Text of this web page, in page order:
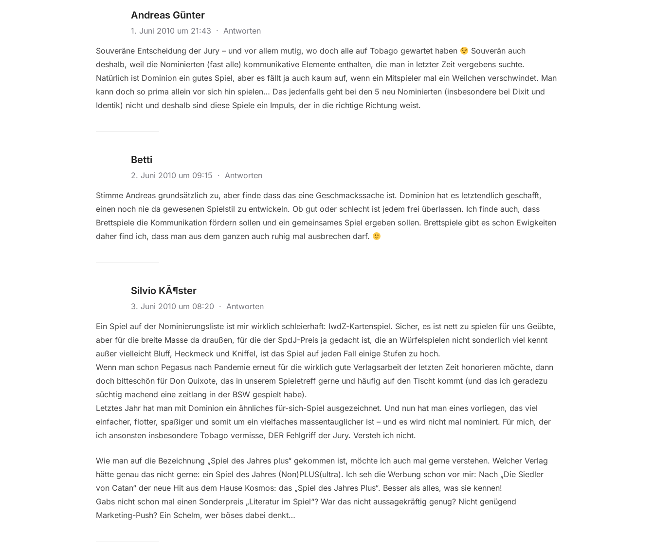
Andreas Günter
1. Juni 2010 um 21:43 · Antworten
Souveräne Entscheidung der Jury – und vor allem mutig, wo doch alle auf Tobago gewartet haben
Souverän auch
deshalb, weil die Nominierten (fast alle) kommunikative Elemente enthalten, die man in letzter Zeit vergebens suchte.
Natürlich ist Dominion ein gutes Spiel, aber es fällt ja auch kaum auf, wenn ein Mitspieler mal ein Weilchen verschwindet. Man
kann doch so prima allein vor sich hin spielen… Das jedenfalls geht bei den 5 neu Nominierten (insbesondere bei Dixit und
Identik) nicht und deshalb sind diese Spiele ein Impuls, der in die richtige Richtung weist.
Betti
2. Juni 2010 um 09:15 · Antworten
Stimme Andreas grundsätzlich zu, aber finde dass das eine Geschmackssache ist. Dominion hat es letztendlich geschafft,
einen noch nie da gewesenen Spielstil zu entwickeln. Ob gut oder schlecht ist jedem frei überlassen. Ich finde auch, dass
Brettspiele die Kommunikation fördern sollen und ein gemeinsames Spiel ergeben sollen. Brettspiele gibt es schon Ewigkeiten
daher find ich, dass man aus dem ganzen auch ruhig mal ausbrechen darf.
Silvio KÃ¶ster
3. Juni 2010 um 08:20 · Antworten
Ein Spiel auf der Nominierungsliste ist mir wirklich schleierhaft: IwdZ-Kartenspiel. Sicher, es ist nett zu spielen für uns Geübte,
aber für die breite Masse da draußen, für die der SpdJ-Preis ja gedacht ist, die an Würfelspielen nicht sonderlich viel kennt
außer vielleicht Bluff, Heckmeck und Kniffel, ist das Spiel auf jeden Fall einige Stufen zu hoch.
Wenn man schon Pegasus nach Pandemie erneut für die wirklich gute Verlagsarbeit der letzten Zeit honorieren möchte, dann
doch bitteschön für Don Quixote, das in unserem Spieletreff gerne und häufig auf den Tischt kommt (und das ich geradezu
süchtig machend eine zeitlang in der BSW gespielt habe).
Letztes Jahr hat man mit Dominion ein ähnliches für-sich-Spiel ausgezeichnet. Und nun hat man eines vorliegen, das viel
einfacher, flotter, spaßiger und somit um ein vielfaches massentauglicher ist – und es wird nicht mal nominiert. Für mich, der
ich ansonsten insbesondere Tobago vermisse, DER Fehlgriff der Jury. Versteh ich nicht.
Wie man auf die Bezeichnung „Spiel des Jahres plus“ gekommen ist, möchte ich auch mal gerne verstehen. Welcher Verlag
hätte genau das nicht gerne: ein Spiel des Jahres (Non)PLUS(ultra). Ich seh die Werbung schon vor mir: Nach „Die Siedler
von Catan“ der neue Hit aus dem Hause Kosmos: das „Spiel des Jahres Plus“. Besser als alles, was sie kennen!
Gabs nicht schon mal einen Sonderpreis „Literatur im Spiel“? War das nicht aussagekräftig genug? Nicht genügend
Marketing-Push? Ein Schelm, wer böses dabei denkt…